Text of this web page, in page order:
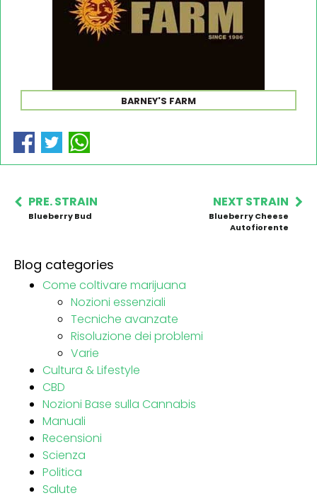
BARNEY'S FARM
PRE. STRAIN
Blueberry Bud
NEXT STRAIN
Blueberry Cheese
Autofiorente
Blog categories
Come coltivare marijuana
Nozioni essenziali
Tecniche avanzate
Risoluzione dei problemi
Varie
Cultura & Lifestyle
CBD
Nozioni Base sulla Cannabis
Manuali
Recensioni
Scienza
Politica
Salute